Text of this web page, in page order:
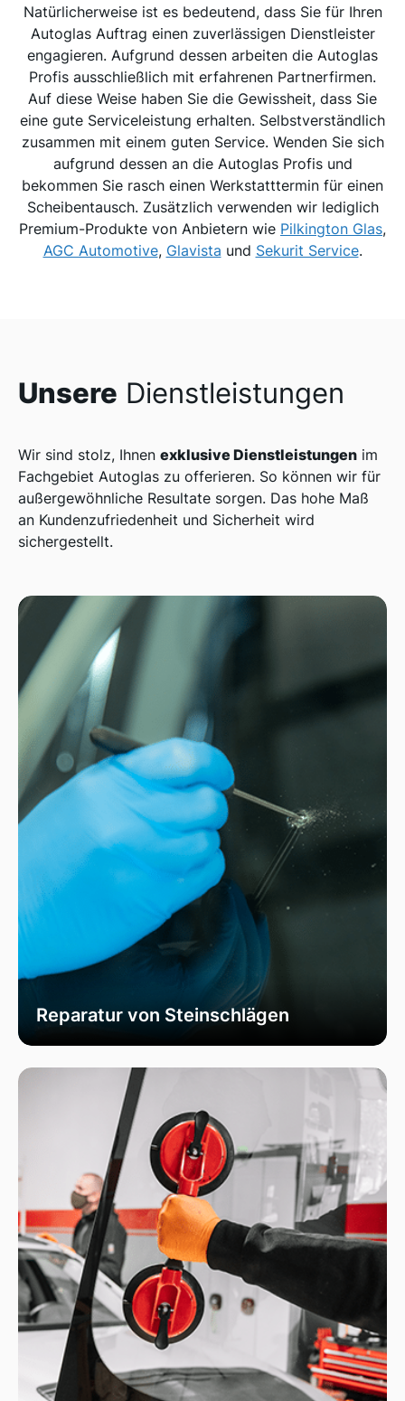
Natürlicherweise ist es bedeutend, dass Sie für Ihren
Autoglas Auftrag einen zuverlässigen Dienstleister
engagieren. Aufgrund dessen arbeiten die Autoglas
Profis ausschließlich mit erfahrenen Partnerfirmen.
Auf diese Weise haben Sie die Gewissheit, dass Sie
eine gute Serviceleistung erhalten. Selbstverständlich
zusammen mit einem guten Service. Wenden Sie sich
aufgrund dessen an die Autoglas Profis und
bekommen Sie rasch einen Werkstatttermin für einen
Scheibentausch. Zusätzlich verwenden wir lediglich
Premium-Produkte von Anbietern wie Pilkington Glas,
AGC Automotive, Glavista und Sekurit Service.
Unsere Dienstleistungen
Wir sind stolz, Ihnen exklusive Dienstleistungen im
Fachgebiet Autoglas zu offerieren. So können wir für
außergewöhnliche Resultate sorgen. Das hohe Maß
an Kundenzufriedenheit und Sicherheit wird
sichergestellt.
Reparatur von Steinschlägen
Sicherheit Ihrer Fahrzeugscheibe zu
gewährleisten. Vermeiden Sie größere Risse und
Schäden durch unser spezialisiertes Verfahren,
das die Integrität Ihrer Scheibe effektiv
wiederherstellt.